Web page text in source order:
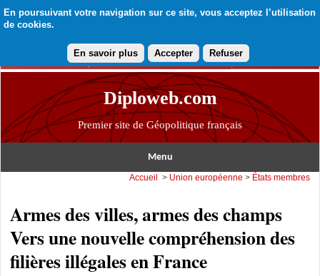
En poursuivant votre navigation sur ce site, vous acceptez l’utilisation
de cookies.
En savoir plus Accepter Refuser
Diploweb.com
Premier site de Géopolitique français
Menu
Accueil > Union européenne > États membres
Armes des villes, armes des champs
Vers une nouvelle compréhension des
filières illégales en France